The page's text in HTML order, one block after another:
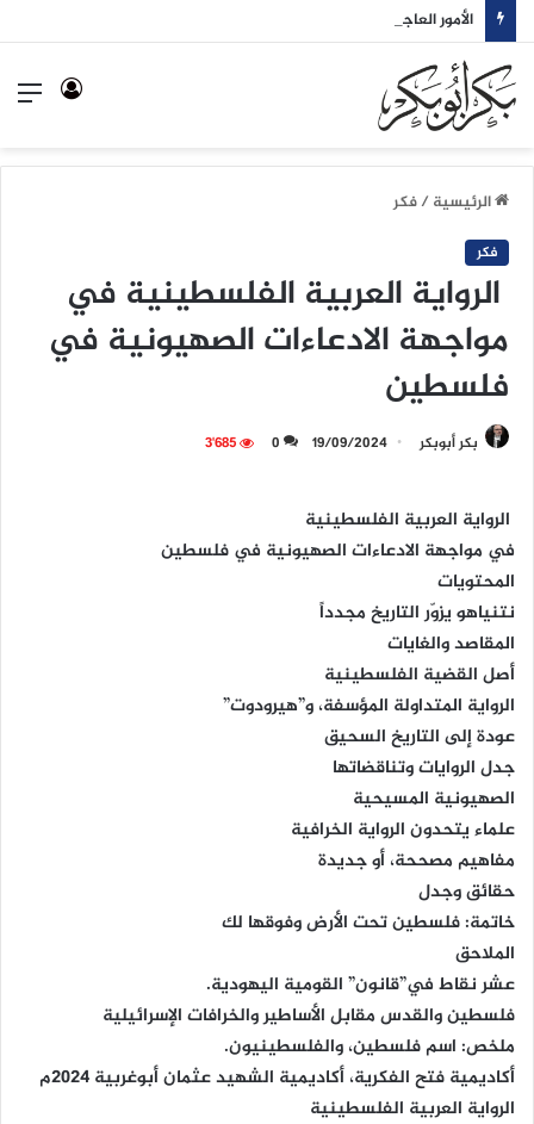
الأمور العاجلة أولًا
تسجيل
الرئيسية/فكر
فكر
الرواية العربية الفلسطينية في
مواجهة الادعاءات الصهيونية في
فلسطين
بكر أبوبكر 19/09/2024
0 3٬685
الرواية العربية الفلسطينية
في مواجهة الادعاءات الصهيونية في فلسطين
المحتويات
نتنياهو يزوّر التاريخ مجدداً
المقاصد والغايات
أصل القضية الفلسطينية
الرواية المتداولة المؤسفة، و”هيرودوت”
عودة إلى التاريخ السحيق
جدل الروايات وتناقضاتها
الصهيونية المسيحية
علماء يتحدون الرواية الخرافية
مفاهيم مصححة، أو جديدة
حقائق وجدل
خاتمة: فلسطين تحت الأرض وفوقها لك
الملاحق
عشر نقاط في”قانون” القومية اليهودية.
فلسطين والقدس مقابل الأساطير والخرافات الإسرائيلية
ملخص: اسم فلسطين، والفلسطينيون.
أكاديمية فتح الفكرية، أكاديمية الشهيد عثمان أبوغربية 2024م
الرواية العربية الفلسطينية